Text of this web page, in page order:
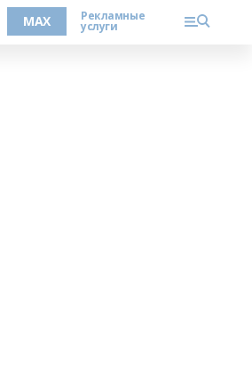
MAX Рекламные
услуги